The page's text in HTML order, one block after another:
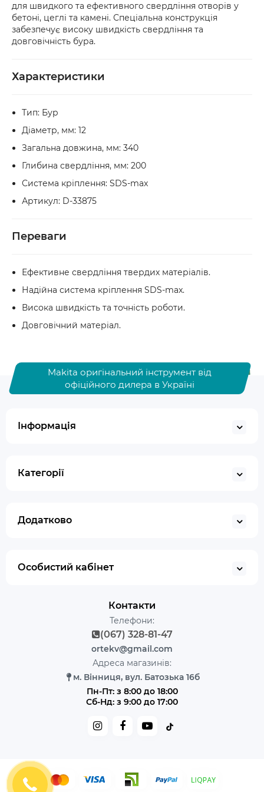
рахунок.
безпосередньо у відділенні. Якщо упаковка
або товар мають пошкодження, обов’язково
оформіть акт разом із працівником служби
доставки.
для швидкого та ефективного свердління отворів у
бетоні, цеглі та камені. Спеціальна конструкція
забезпечує високу швидкість свердління та
довговічність бура.
Характеристики
Тип: Бур
Діаметр, мм: 12
Загальна довжина, мм: 340
Глибина свердління, мм: 200
Система кріплення: SDS-max
Артикул: D-33875
Переваги
Ефективне свердління твердих матеріалів.
Надійна система кріплення SDS-max.
Висока швидкість та точність роботи.
Довговічний матеріал.
Makita оригінальний інструмент від
офіційного дилера в Україні
Інформація
Категорії
Додатково
Особистий кабінет
Контакти
Телефони:
(067) 328-81-47
ortekv@gmail.com
Адреса магазинів:
м. Вінниця, вул. Батозька 16б
Пн-Пт: з 8:00 до 18:00
Сб-Нд: з 9:00 до 17:00